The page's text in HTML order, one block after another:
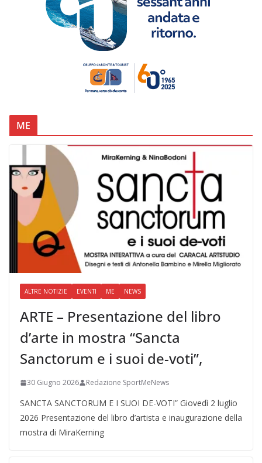
ME
ALTRE NOTIZIE EVENTI ME NEWS
ARTE – Presentazione del libro
d’arte in mostra “Sancta
Sanctorum e i suoi de-voti”,
30 Giugno 2026 Redazione SportMeNews
SANCTA SANCTORUM E I SUOI DE-VOTI” Giovedì 2 luglio
2026 Presentazione del libro d’artista e inaugurazione della
mostra di MiraKerning